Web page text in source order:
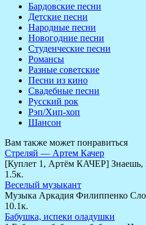
Бардовские песни
Детские песни
Народные песни
Новогодние песни
Студенческие песни
Романсы
Разные советские
Песни из кино
Свадебные песни
Русский рок
Рэп/Хип-хоп
Шансон
Вам также может понравиться
Стреляй — Артем Качер
[Куплет 1, Артём КАЧЕР] Знаешь,
1.5к.
Веселый музыкант
Музыка Аркадия Филиппенко
10.1к.
Бабушка, испеки оладушки